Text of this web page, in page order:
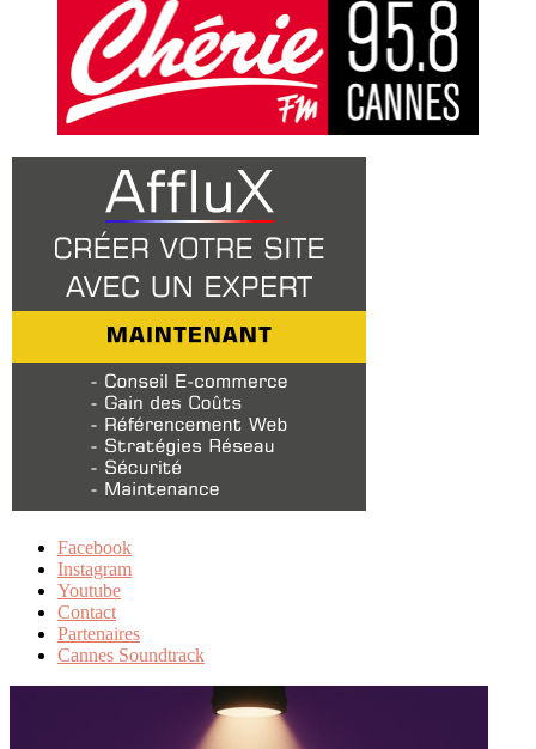
Facebook
Instagram
Youtube
Contact
Partenaires
Cannes Soundtrack